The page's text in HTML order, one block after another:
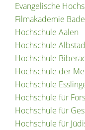
Evangelische
Filmakademie
Hochschule Aalen
Hochschule
Hochschule
Hochschule der
Hochschule
Hochschule für
Hochschule für
Hochschule für